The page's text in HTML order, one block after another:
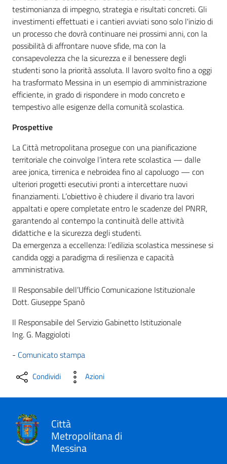
testimonianza di impegno, strategia e risultati concreti. Gli
investimenti effettuati e i cantieri avviati sono solo l'inizio di
un processo che dovrà continuare nei prossimi anni, con la
possibilità di affrontare nuove sfide, ma con la
consapevolezza che la sicurezza e il benessere degli
studenti sono la priorità assoluta. Il lavoro svolto fino a oggi
ha trasformato Messina in un esempio di amministrazione
efficiente, in grado di rispondere in modo concreto e
tempestivo alle esigenze della comunità scolastica.
Prospettive
La Città metropolitana prosegue con una pianificazione
territoriale che coinvolge l’intera rete scolastica — dalle
aree jonica, tirrenica e nebroidea fino al capoluogo — con
ulteriori progetti esecutivi pronti a intercettare nuovi
finanziamenti. L’obiettivo è chiudere il divario tra lavori
appaltati e opere completate entro le scadenze del PNRR,
garantendo al contempo la continuità delle attività
didattiche e la sicurezza degli studenti.
Da emergenza a eccellenza: l’edilizia scolastica messinese si
candida oggi a paradigma di resilienza e capacità
amministrativa.
Il Responsabile dell’Ufficio Comunicazione Istituzionale
Dott. Giuseppe Spanò
Il Responsabile del Servizio Gabinetto Istituzionale
Ing. G. Maggioloti
- Comunicato stampa
Condividi Azioni
Città
Metropolitana di
Messina